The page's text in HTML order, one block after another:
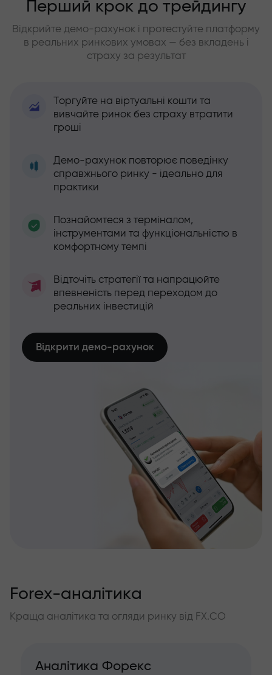
Перший крок до трейдингу
Відкрийте демо-рахунок і протестуйте платформу
в реальних ринкових умовах — без вкладень і
страху за результат
Торгуйте на віртуальні кошти та
вивчайте ринок без страху втратити
гроші
Демо-рахунок повторює поведінку
справжнього ринку - ідеально для
практики
Познайомтеся з терміналом,
інструментами та функціональністю в
комфортному темпі
Відточіть стратегії та напрацюйте
впевненість перед переходом до
реальних інвестицій
Відкрити демо-рахунок
Forex-аналітика
Краща аналітика та огляди ринку від FX.CO
Аналітика Форекс